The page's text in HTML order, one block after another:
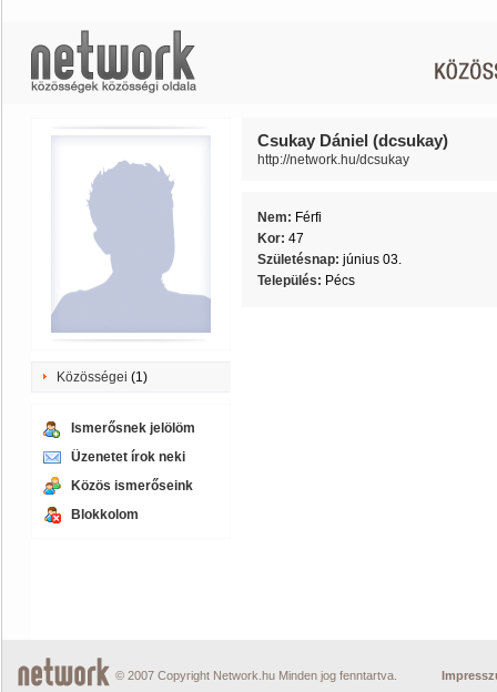
Közösségei (1)
Ismerősnek jelölöm
Üzenetet írok neki
Közös ismerőseink
Blokkolom
Csukay Dániel (dcsukay)
http://network.hu/dcsukay
Nem: Férfi
Kor: 47
Születésnap: június 03.
Település: Pécs
© 2007 Copyright Network.hu Minden jog fenntartva.